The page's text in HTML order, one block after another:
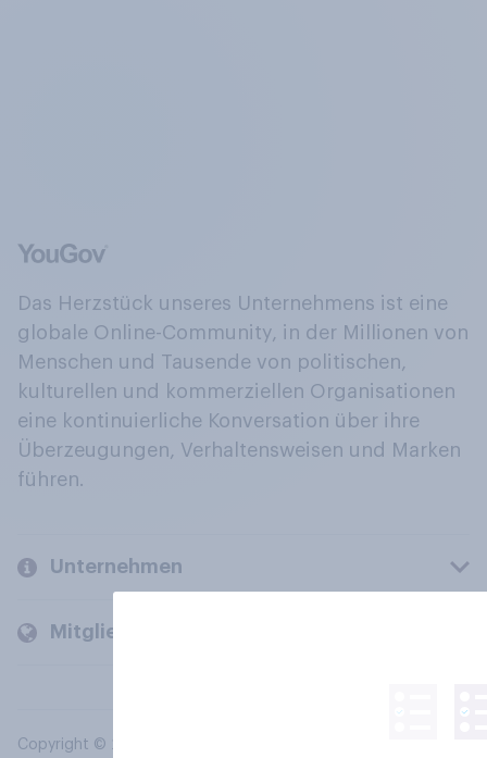
Das Herzstück unseres Unternehmens ist eine
globale Online-Community, in der Millionen von
Menschen und Tausende von politischen,
kulturellen und kommerziellen Organisationen
eine kontinuierliche Konversation über ihre
Überzeugungen, Verhaltensweisen und Marken
führen.
Unternehmen
Mitglieder und Kunden
Copyright © 2026 YouGov PLC. Alle Rechte vorbehalten.